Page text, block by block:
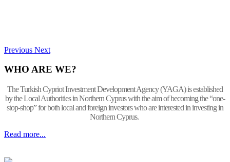
Previous Next
WHO ARE WE?
The Turkish Cypriot Investment Development Agency (YAGA) is established
by the Local Authorities in Northern Cyprus with the aim of becoming the “one-
stop-shop” for both local and foreign investors who are interested in investing in
Northern Cyprus.
Read more...